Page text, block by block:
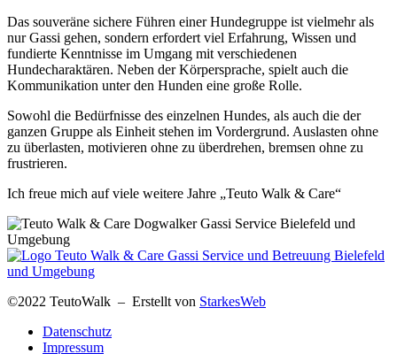
Das souveräne sichere Führen einer Hundegruppe ist vielmehr als
nur Gassi gehen, sondern erfordert viel Erfahrung, Wissen und
fundierte Kenntnisse im Umgang mit verschiedenen
Hundecharaktären. Neben der Körpersprache, spielt auch die
Kommunikation unter den Hunden eine große Rolle.
Sowohl die Bedürfnisse des einzelnen Hundes, als auch die der
ganzen Gruppe als Einheit stehen im Vordergrund. Auslasten ohne
zu überlasten, motivieren ohne zu überdrehen, bremsen ohne zu
frustrieren.
Ich freue mich auf viele weitere Jahre „Teuto Walk & Care“
©2022 TeutoWalk – Erstellt von StarkesWeb
Datenschutz
Impressum